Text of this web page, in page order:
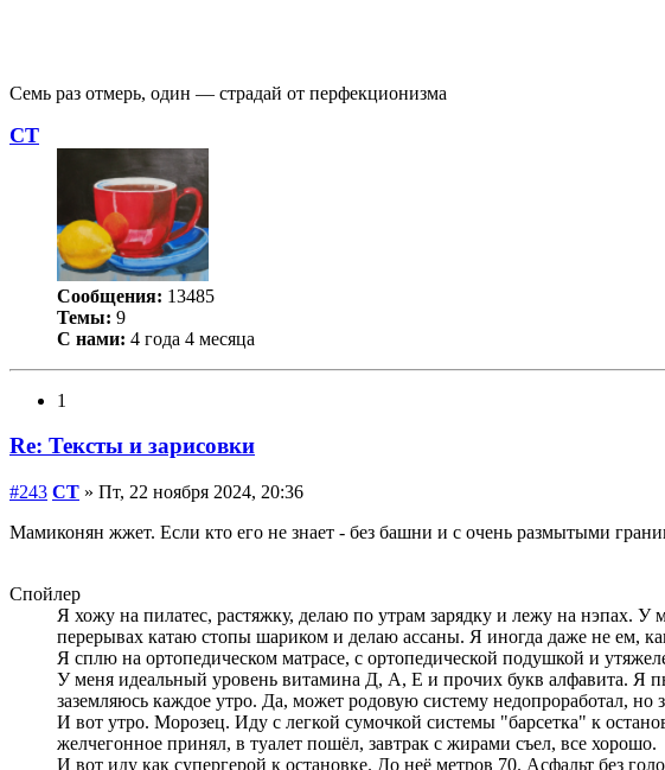
Семь раз отмерь, один — страдай от перфекционизма
СТ
Сообщения: 13485
Темы: 9
С нами: 4 года 4 месяца
1
Re: Тексты и зарисовки
#243 СТ » Пт, 22 ноября 2024, 20:36
Мамиконян жжет. Если кто его не знает - без башни и с очень размытыми
Спойлер
Я хожу на пилатес, растяжку, делаю по утрам зарядку и лежу на нэпах. У
перерывах катаю стопы шариком и делаю ассаны. Я иногда даже не ем,
Я сплю на ортопедическом матрасе, с ортопедической подушкой и
У меня идеальный уровень витамина Д, А, Е и прочих букв алфавита. Я
заземляюсь каждое утро. Да, может родовую систему недопроработал, но
И вот утро. Морозец. Иду с легкой сумочкой системы "барсетка" к
желчегонное принял, в туалет пошёл, завтрак с жирами съел, все хорошо.
И вот иду как супергерой к остановке. До неё метров 70. Асфальт без